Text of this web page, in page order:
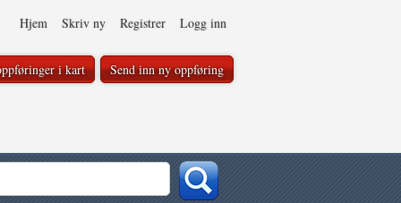
Hjem Skriv ny Registrer Logg inn
i kart Send inn ny oppføring